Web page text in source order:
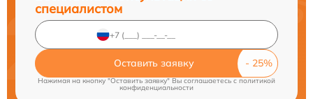
специалистом
Оставить заявку
Нажимая на кнопку "Оставить заявку" Вы соглашаетесь cполитикой
конфиденциальности